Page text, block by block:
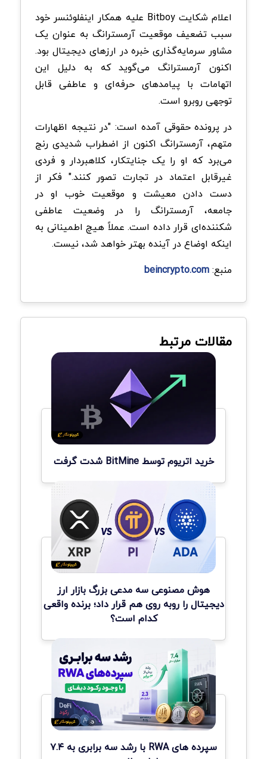
اعلام شکایت
Bitboy علیه همکار اینفلوئنسر خود
سبب تضعیف موقعیت آرمسترانگ به عنوان یک
مشاور سرمایه‌گذاری خبره در ارزهای دیجیتال بود.
اکنون آرمسترانگ می‌گوید که به دلیل این
اتهامات با پیامدهای حرفه‌ای و عاطفی قابل
توجهی روبرو است.
در پرونده حقوقی آمده است: "در نتیجه اظهارات
متهم، آرمسترانگ اکنون از اضطراب شدیدی رنج
می‌برد که او را یک جنایتکار، کلاهبردار و فردی
غیرقابل اعتماد در تجارت تصور کنند." فکر از
دست دادن معیشت و موقعیت خوب او در
جامعه، آرمسترانگ را در وضعیت عاطفی
شکننده‌ای قرار داده است. عملاً هیچ اطمینانی به
اینکه اوضاع در آینده بهتر خواهد شد، نیست.
منبع:beincrypto.com
مقالات مرتبط
خرید اتریوم توسط BitMine شدت گرفت
هوش مصنوعی سه مدعی بزرگ بازار ارز
دیجیتال را روبه روی هم قرار داد؛ برنده واقعی
کدام است؟
سپرده های RWA با رشد سه برابری به ۷.۴